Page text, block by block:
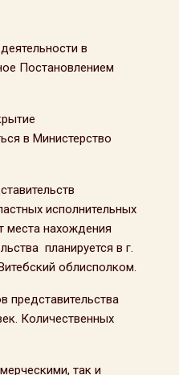
в
Постановлением
в Министерство
исполнительных
места нахождения
планируется в г.
облисполком.
представительства
Количественных
так и